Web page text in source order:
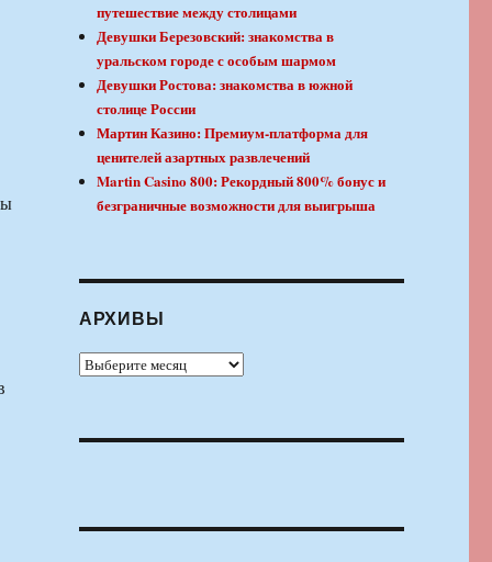
путешествие между столицами
Девушки Березовский: знакомства в
уральском городе с особым шармом
Девушки Ростова: знакомства в южной
столице России
Мартин Казино: Премиум-платформа для
ценителей азартных развлечений
Martin Casino 800: Рекордный 800% бонус и
безграничные возможности для выигрыша
АРХИВЫ
Архивы